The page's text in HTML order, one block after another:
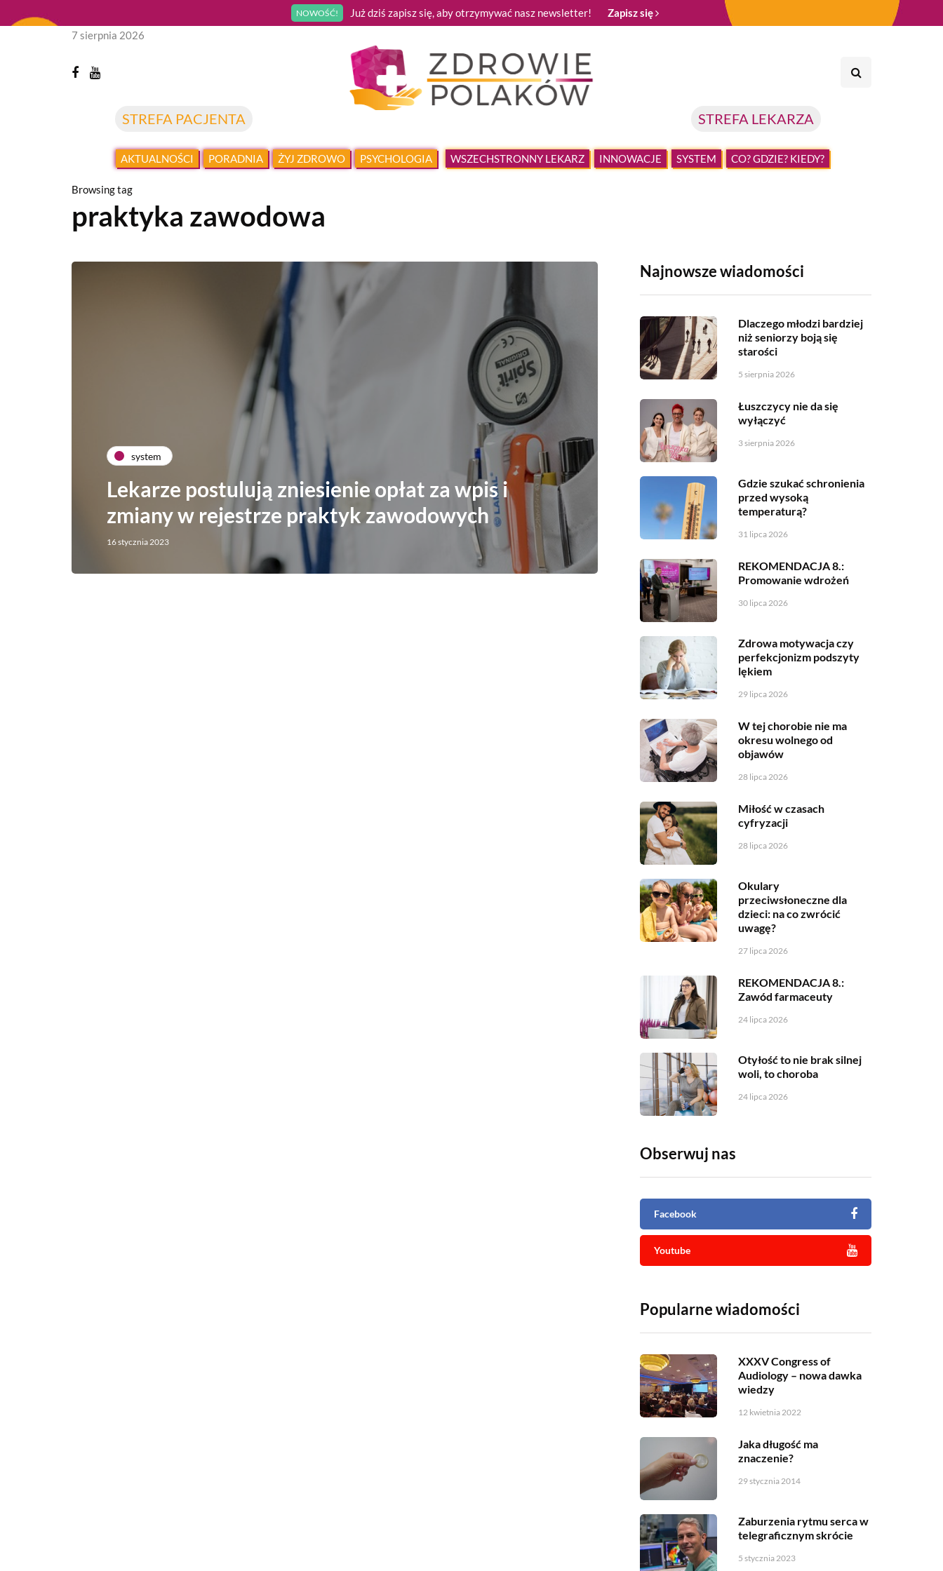
NOWOŚĆ! Już dziś zapisz się, aby otrzymywać nasz newsletter! Zapisz się
STREFA PACJENTA STREFA LEKARZA
7 sierpnia 2026
AKTUALNOŚCI PORADNIA ŻYJ ZDROWO PSYCHOLOGIA WSZECHSTRONNY LEKARZ INNOWACJE SYSTEM CO? GDZIE? KIEDY?
Browsing tag
praktyka zawodowa
system
Lekarze postulują zniesienie opłat za wpis i
zmiany w rejestrze praktyk zawodowych
16 stycznia 2023
Najnowsze wiadomości
Dlaczego młodzi bardziej
niż seniorzy boją się
starości
5 sierpnia 2026
Łuszczycy nie da się
wyłączyć
3 sierpnia 2026
Gdzie szukać schronienia
przed wysoką
temperaturą?
31 lipca 2026
REKOMENDACJA 8.:
Promowanie wdrożeń
30 lipca 2026
Zdrowa motywacja czy
perfekcjonizm podszyty
lękiem
29 lipca 2026
W tej chorobie nie ma
okresu wolnego od
objawów
28 lipca 2026
Miłość w czasach
cyfryzacji
28 lipca 2026
Okulary
przeciwsłoneczne dla
dzieci: na co zwrócić
uwagę?
27 lipca 2026
REKOMENDACJA 8.:
Zawód farmaceuty
24 lipca 2026
Otyłość to nie brak silnej
woli, to choroba
24 lipca 2026
Obserwuj nas
Facebook
Youtube
Popularne wiadomości
XXXV Congress of
Audiology – nowa dawka
wiedzy
12 kwietnia 2022
Jaka długość ma
znaczenie?
29 stycznia 2014
Zaburzenia rytmu serca w
telegraficznym skrócie
5 stycznia 2023